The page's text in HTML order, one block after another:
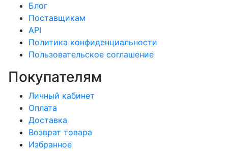
Блог
Поставщикам
API
Политика конфиденциальности
Пользовательское соглашение
Покупателям
Личный кабинет
Оплата
Доставка
Возврат товара
Избранное